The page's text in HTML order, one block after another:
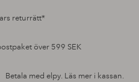
returrätt*
över 599 SEK
Betala med elpy. Läs mer i kassan.